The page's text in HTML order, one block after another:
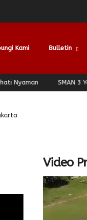
Kami Bulletin
SMAN 3
Video